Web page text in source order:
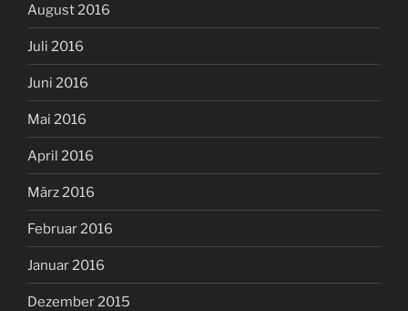
August 2016
Juli 2016
Juni 2016
Mai 2016
April 2016
März 2016
Februar 2016
Januar 2016
Dezember 2015